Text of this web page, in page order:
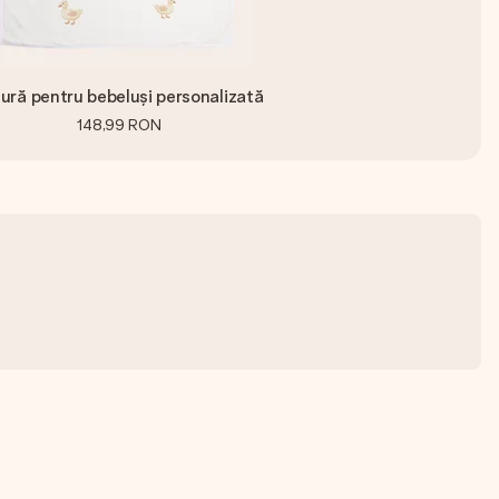
pentru bebeluși personalizată
148,99 RON